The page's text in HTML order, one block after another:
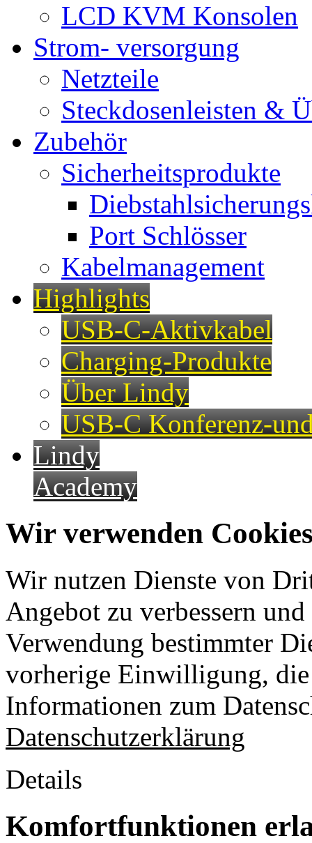
LCD KVM Konsolen
Strom- versorgung
Netzteile
Steckdosenleisten &
Zubehör
Sicherheitsprodukte
Port Schlösser
Kabelmanagement
Highlights
USB-C-Aktivkabel
Charging-Produkte
Über Lindy
USB-C Konferenz-
Lindy
Academy
Wir verwenden
Wir nutzen Dienste von
Angebot zu verbessern
Verwendung bestimmter
vorherige Einwilligung,
Informationen zum
Datenschutzerklärung
Details
Komfortfunktionen